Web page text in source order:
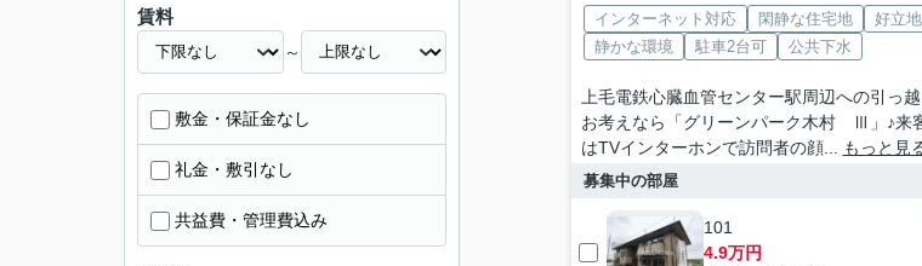
インターネット対応 閑静な住宅地
好立地
静かな環境
駐車2台可 公共下水
上毛電鉄心臓血管センター駅周辺への引っ
お考えなら「グリーンパーク木村 Ⅲ」♪来
はTVインターホンで訪問者の顔...
もっと見
募集中の部屋
101
4.9万円
賃料
～
敷金・保証金なし
礼金・敷引なし
共益費・管理費込み